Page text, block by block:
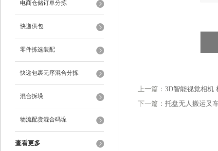
电商仓储订单分拣
快递供包
零件拣选装配
快递包裹无序混合分拣
混合拆垛
物流配货混合码垛
查看更多
上一篇： 3D智能视觉相机
下一篇： 托盘无人搬运叉